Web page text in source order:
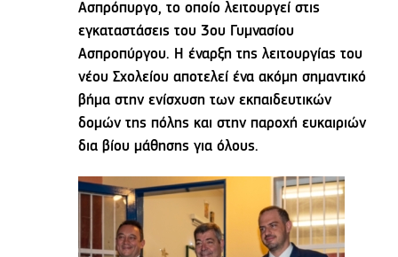
Ασπρόπυργο, το οποίο λειτουργεί στις
εγκαταστάσεις του 3ου Γυμνασίου
Ασπροπύργου. Η έναρξη της λειτουργίας του
νέου Σχολείου αποτελεί ένα ακόμη σημαντικό
βήμα στην ενίσχυση των εκπαιδευτικών
δομών της πόλης και στην παροχή ευκαιριών
δια βίου μάθησης για όλους.